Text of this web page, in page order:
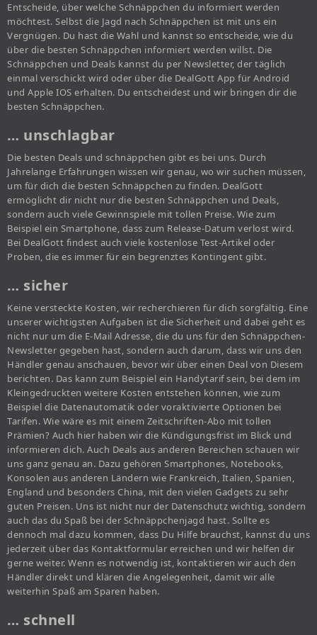
Entscheide, über welche Schnäppchen du informiert werden
möchtest. Selbst die Jagd nach Schnäppchen ist mit uns ein
Vergnügen. Du hast die Wahl und kannst so entscheide, wie du
über die besten Schnäppchen informiert werden willst. Die
Schnäppchen und Deals kannst du per Newsletter, der täglich
einmal verschickt wird oder über die DealGott App für Android
und Apple IOS erhalten. Du entscheidest und wir bringen dir die
besten Schnäppchen.
… unschlagbar
Die besten Deals und schnäppchen gibt es bei uns. Durch
Jahrelange Erfahrungen wissen wir genau, wo wir suchen müssen,
um für dich die besten Schnäppchen zu finden. DealGott
ermöglicht dir nicht nur die besten Schnäppchen und Deals,
sondern auch viele Gewinnspiele mit tollen Preise. Wie zum
Beispiel ein Smartphone, dass zum Release-Datum verlost wird.
Bei DealGott findest auch viele kostenlose Test-Artikel oder
Proben, die es immer für ein begrenztes Kontingent gibt.
… sicher
Keine versteckte Kosten, wir recherchieren für dich sorgfältig. Eine
unserer wichtigsten Aufgaben ist die Sicherheit und dabei geht es
nicht nur um die E-Mail Adresse, die du uns für den Schnäppchen-
Newsletter gegeben hast, sondern auch darum, dass wir uns den
Händler genau anschauen, bevor wir über einen Deal von Diesem
berichten. Das kann zum Beispiel ein Handytarif sein, bei dem im
Kleingedruckten weitere Kosten entstehen können, wie zum
Beispiel die Datenautomatik oder voraktivierte Optionen bei
Tarifen. Wie wäre es mit einem Zeitschriften-Abo mit tollen
Prämien? Auch hier haben wir die Kündigungsfrist im Blick und
informieren dich. Auch Deals aus anderen Bereichen schauen wir
uns ganz genau an. Dazu gehören Smartphones, Notebooks,
Konsolen aus anderen Ländern wie Frankreich, Italien, Spanien,
England und besonders China, mit den vielen Gadgets zu sehr
guten Preisen. Uns ist nicht nur der Datenschutz wichtig, sondern
auch das du Spaß bei der Schnäppchenjagd hast. Sollte es
dennoch mal dazu kommen, dass Du Hilfe brauchst, kannst du uns
jederzeit über das Kontaktformular erreichen und wir helfen dir
gerne weiter. Wenn es notwendig ist, kontaktieren wir auch den
Händler direkt und klären die Angelegenheit, damit wir alle
weiterhin Spaß am Sparen haben.
… schnell